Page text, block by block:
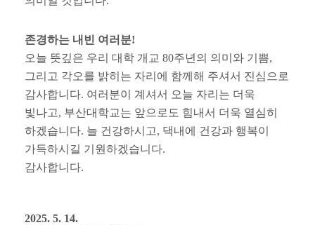
존경하는 내빈 여러분!
오늘 뜻깊은 우리 대학 개교 80주년의 의미와 기쁨,
그리고 각오를 밝히는 자리에 함께해 주셔서 진심으로
감사합니다. 여러분이 계셔서 오늘 자리는 더욱
빛나고, 부산대학교는 앞으로도 힘내서 더욱 열심히
하겠습니다. 늘 건강하시고, 댁내에 건강과 행복이
가득하시길 기원하겠습니다.
감사합니다.
2025. 5. 14.